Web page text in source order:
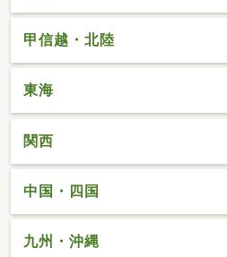
甲信越・北陸
東海
関西
中国・四国
九州・沖縄